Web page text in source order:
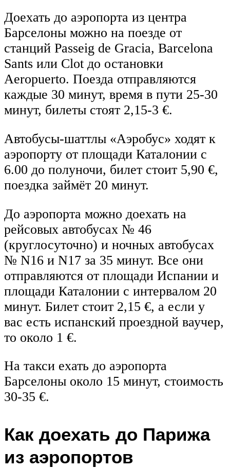
Доехать до аэропорта из центра
Барселоны можно на поезде от
станций Passeig de Gracia, Barcelona
Sants или Clot до остановки
Aeropuerto. Поезда отправляются
каждые 30 минут, время в пути 25-30
минут, билеты стоят 2,15-3 €.
Автобусы-шаттлы «Аэробус» ходят к
аэропорту от площади Каталонии с
6.00 до полуночи, билет стоит 5,90 €,
поездка займёт 20 минут.
До аэропорта можно доехать на
рейсовых автобусах № 46
(круглосуточно) и ночных автобусах
№ N16 и N17 за 35 минут. Все они
отправляются от площади Испании и
площади Каталонии с интервалом 20
минут. Билет стоит 2,15 €, а если у
вас есть испанский проездной ваучер,
то около 1 €.
На такси ехать до аэропорта
Барселоны около 15 минут, стоимость
30-35 €.
Как доехать до Парижа
из аэропортов